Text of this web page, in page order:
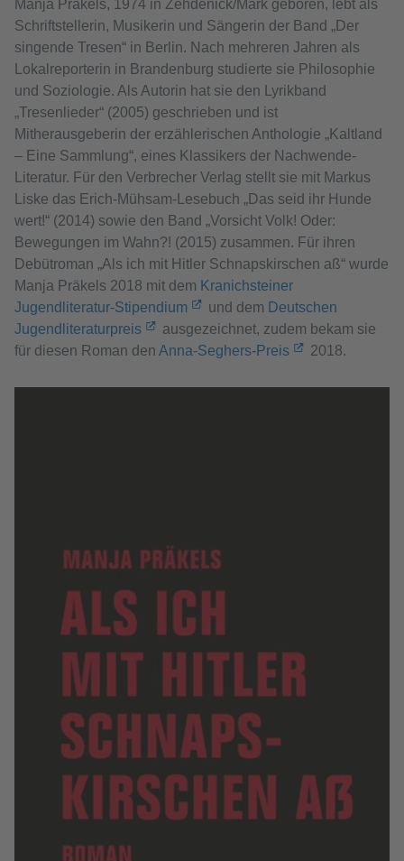
Manja Präkels, 1974 in Zehdenick/Mark geboren, lebt als
Schriftstellerin, Musikerin und Sängerin der Band „Der
singende Tresen“ in Berlin. Nach mehreren Jahren als
Lokalreporterin in Brandenburg studierte sie Philosophie
und Soziologie. Als Autorin hat sie den Lyrikband
„Tresenlieder“ (2005) geschrieben und ist
Mitherausgeberin der erzählerischen Anthologie „Kaltland
– Eine Sammlung“, eines Klassikers der Nachwende-
Literatur. Für den Verbrecher Verlag stellt sie mit Markus
Liske das Erich-Mühsam-Lesebuch „Das seid ihr Hunde
wert!“ (2014) sowie den Band „Vorsicht Volk! Oder:
Bewegungen im Wahn?! (2015) zusammen. Für ihren
Debütroman „Als ich mit Hitler Schnapskirschen aß“ wurde
Manja Präkels 2018 mit dem Kranichsteiner
Jugendliteratur-Stipendium
und dem Deutschen
Jugendliteraturpreis
ausgezeichnet, zudem bekam sie
für diesen Roman den Anna-Seghers-Preis 2018.